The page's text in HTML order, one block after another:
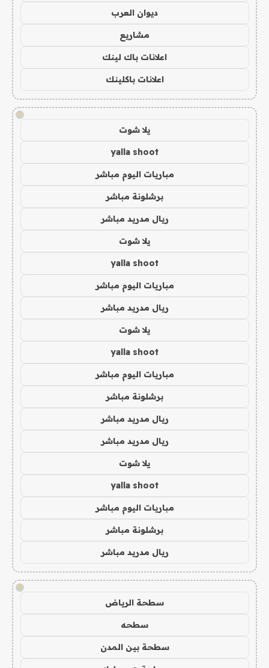
ديوان العرب
مشاريع
اعلانات باك لينك
اعلانات باكلينك
!
يلا شوت
yalla shoot
مباريات اليوم مباشر
برشلونة مباشر
ريال مدريد مباشر
يلا شوت
yalla shoot
مباريات اليوم مباشر
ريال مدريد مباشر
يلا شوت
yalla shoot
مباريات اليوم مباشر
برشلونة مباشر
ريال مدريد مباشر
ريال مدريد مباشر
يلا شوت
yalla shoot
مباريات اليوم مباشر
برشلونة مباشر
ريال مدريد مباشر
!
سطحة الرياض
سطحه
سطحة بين المدن